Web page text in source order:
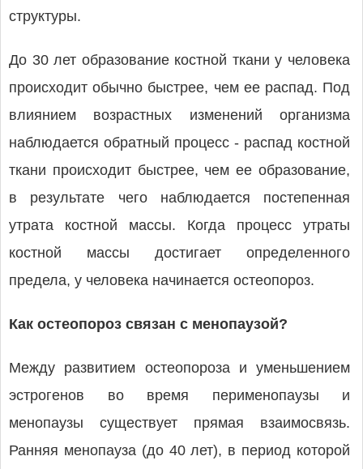
структуры.
До 30 лет образование костной ткани у человека
происходит обычно быстрее, чем ее распад. Под
влиянием возрастных изменений организма
наблюдается обратный процесс - распад костной
ткани происходит быстрее, чем ее образование,
в результате чего наблюдается постепенная
утрата костной массы. Когда процесс утраты
костной массы достигает определенного
предела, у человека начинается остеопороз.
Как остеопороз связан с менопаузой?
Между развитием остеопороза и уменьшением
эстрогенов во время перименопаузы и
менопаузы существует прямая взаимосвязь.
Ранняя менопауза (до 40 лет), в период которой